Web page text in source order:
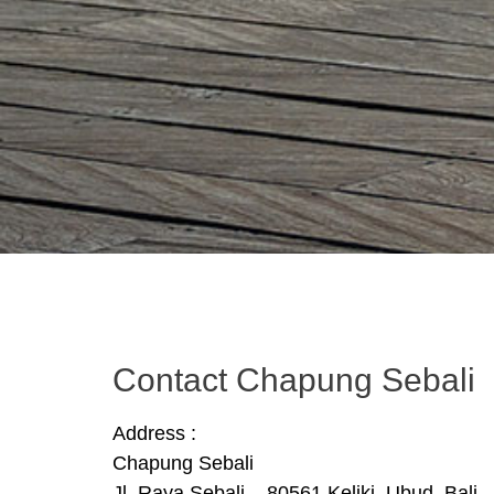
Contact Chapung Sebali
Address :
Chapung Sebali